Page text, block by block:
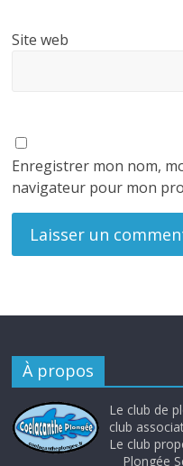
Site web
Enregistrer mon nom,
navigateur pour mon
À propos
Le club de
club
Le club
Plongée